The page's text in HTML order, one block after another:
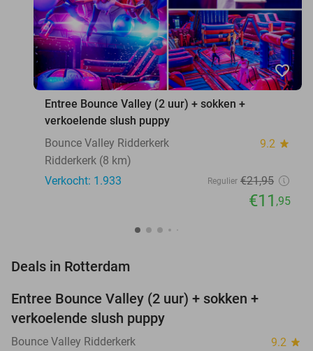
favorite_border
Entree Bounce Valley (2 uur) + sokken +
verkoelende slush puppy
Bounce Valley Ridderkerk
9.2 star
Ridderkerk (8 km)
Verkocht: 1.933
Regulier €21,95
€11 ,95
Deals in Rotterdam
Entree Bounce Valley (2 uur) + sokken +
verkoelende slush puppy
Bounce Valley Ridderkerk 9.2 star